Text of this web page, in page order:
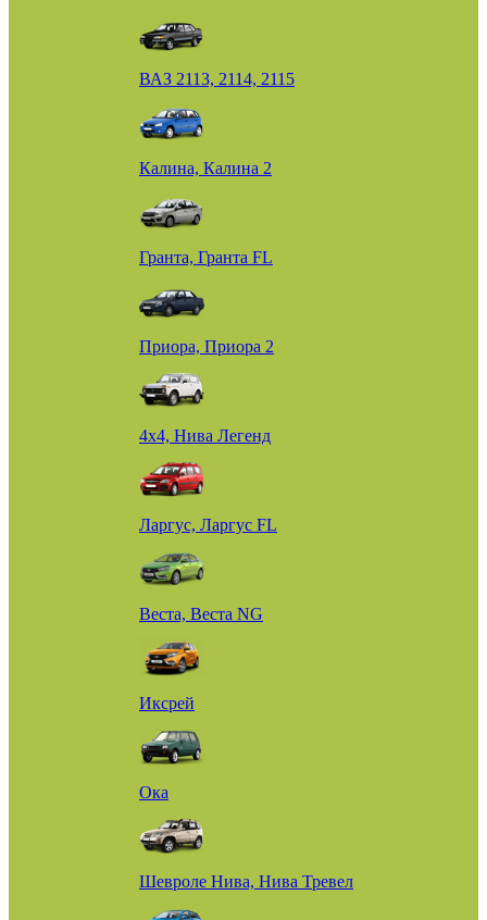
ВАЗ 2113, 2114, 2115
Калина, Калина 2
Гранта, Гранта FL
Приора, Приора 2
4х4, Нива Легенд
Ларгус, Ларгус FL
Веста, Веста NG
Иксрей
Ока
Шевроле Нива, Нива Тревел